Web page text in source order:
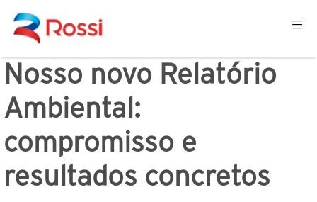
Nosso novo Relatório
Ambiental:
compromisso e
resultados concretos